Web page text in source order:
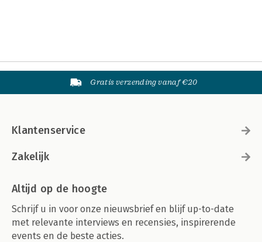
Gratis verzending vanaf €20
Klantenservice
Zakelijk
Altijd op de hoogte
Schrijf u in voor onze nieuwsbrief en blijf up-to-date
met relevante interviews en recensies, inspirerende
events en de beste acties.